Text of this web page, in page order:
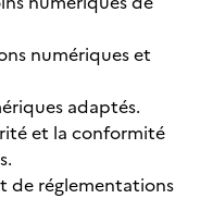
numériques et
adaptés.
et la conformité
de réglementations